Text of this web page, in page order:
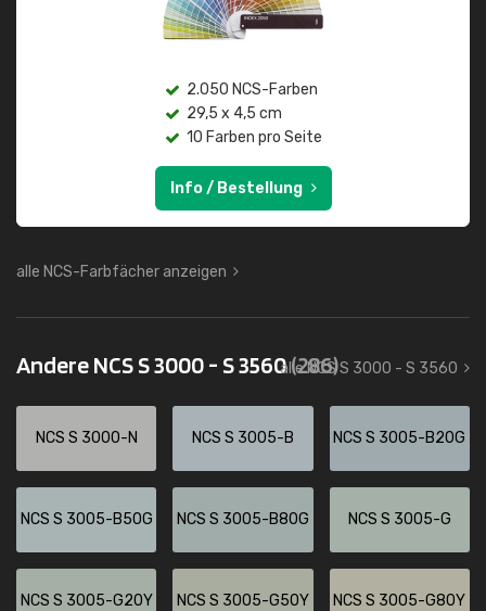
2.050 NCS-Farben
29,5 x 4,5 cm
10 Farben pro Seite
Info / Bestellung
alle NCS-Farbfächer anzeigen
Andere NCS S 3000 - S 3560(286)
alle NCS S 3000 - S 3560
NCS S 3000-N NCS S 3005-B NCS S 3005-B20G
NCS S 3005-B50G NCS S 3005-B80G NCS S 3005-G
NCS S 3005-G20Y NCS S 3005-G50Y NCS S 3005-G80Y